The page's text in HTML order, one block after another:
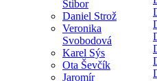
Stibor
Daniel Strož
Veronika
Svobodová
Karel Sýs
Ota Ševčík
Jaromír